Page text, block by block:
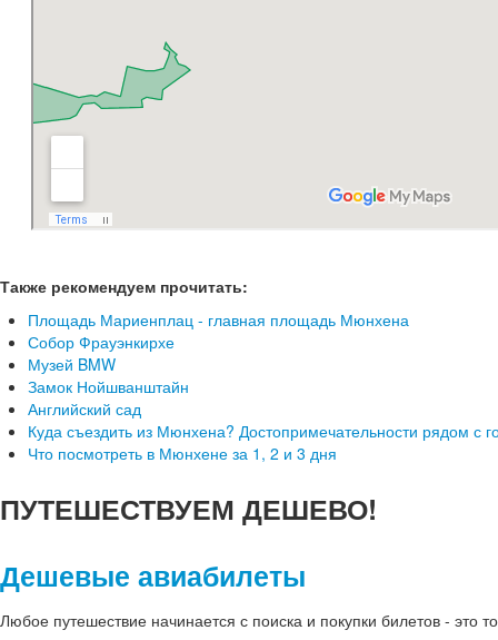
Также рекомендуем прочитать:
Площадь Мариенплац - главная площадь Мюнхена
Собор Фрауэнкирхе
Музей BMW
Замок Нойшванштайн
Английский сад
Куда съездить из Мюнхена? Достопримечательности рядом с
Что посмотреть в Мюнхене за 1, 2 и 3 дня
ПУТЕШЕСТВУЕМ ДЕШЕВО!
Дешевые авиабилеты
Любое путешествие начинается с поиска и покупки билетов - это